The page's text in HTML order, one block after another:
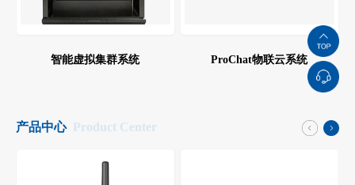
智能虚拟集群系统 ProChat物联云系统
产品中心 Product Center